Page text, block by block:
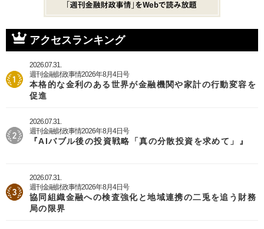
アクセスランキング
2026.07.31.
週刊金融財政事情2026年8月4日号
本格的な金利のある世界が金融機関や家計の行動変容を
促進
2026.07.31.
週刊金融財政事情2026年8月4日号
『AIバブル後の投資戦略「真の分散投資を求めて」』
2026.07.31.
週刊金融財政事情2026年8月4日号
協同組織金融への検査強化と地域連携の二兎を追う財務
局の限界